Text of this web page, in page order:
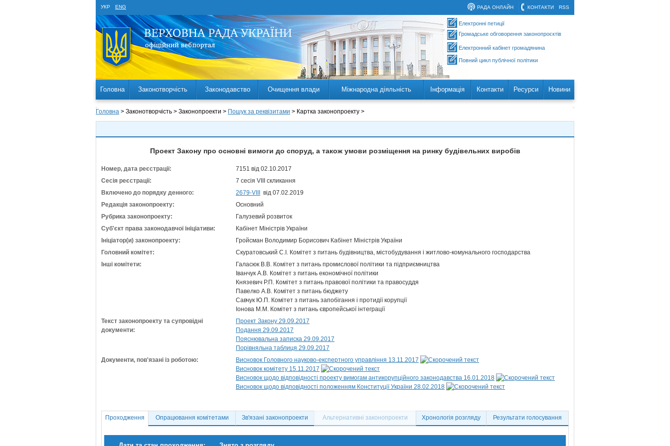
УКР ENG RSS
КОНТАКТИ
РАДА ОНЛАЙН
Електронні петиції
Громадське обговорення законопроєктів
Електронний кабінет громадянина
Повний цикл публічної політики
Головна Законотворчість Законодавство Очищення влади Міжнародна діяльність Інформація Контакти Ресурси Новини
Головна > Законотворчість > Законопроекти > Пошук за реквізитами > Картка законопроекту >
Проект Закону про основні вимоги до споруд, а також умови розміщення на ринку будівельних виробів
Номер, дата реєстрації:
7151 від 02.10.2017
Сесія реєстрації:
7 сесія VIII скликання
Включено до порядку денного:
2679-VIII
від 07.02.2019
Редакція законопроекту:
Основний
Рубрика законопроекту:
Галузевий розвиток
Суб'єкт права законодавчої ініціативи:
Кабінет Міністрів України
Ініціатор(и) законопроекту:
Гройсман Володимир Борисович Кабінет Міністрів України
Головний комітет:
Скуратовський С.І. Комітет з питань будівництва, містобудування і житлово-комунального господарства
Інші комітети:
Галасюк В.В. Комітет з питань промислової політики та підприємництва
Іванчук А.В. Комітет з питань економічної політики
Князевич Р.П. Комітет з питань правової політики та правосуддя
Павелко А.В. Комітет з питань бюджету
Савчук Ю.П. Комітет з питань запобігання і протидії корупції
Іонова М.М. Комітет з питань європейської інтеграції
Текст законопроекту та супровідні
документи:
Проект Закону 29.09.2017
Подання 29.09.2017
Пояснювальна записка 29.09.2017
Порівняльна таблиця 29.09.2017
Документи, пов'язані із роботою:
Висновок Головного науково-експертного управління 13.11.2017
Висновок комітету 15.11.2017
Висновок щодо відповідності проекту вимогам антикорупційного законодавства 16.01.2018
Висновок щодо відповідності положенням Конституції України 28.02.2018
Проходження Опрацювання комітетами Зв'язані законопроекти Альтернативні законопроекти Хронологія розгляду Результати голосування